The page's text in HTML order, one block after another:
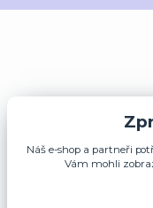
Náš e-shop a partneři
Vám mohli